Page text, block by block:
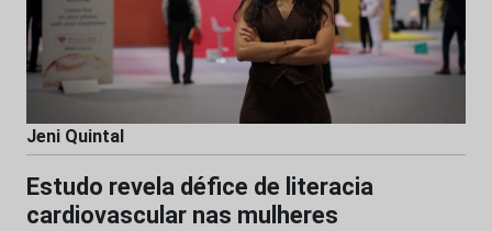
Jeni Quintal
Estudo revela défice de literacia
cardiovascular nas mulheres